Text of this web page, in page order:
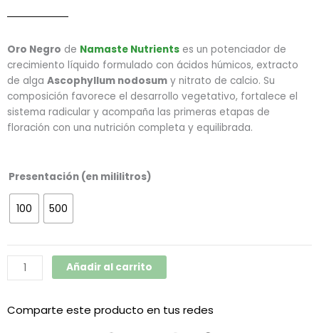
Oro Negro de Namaste Nutrients es un potenciador de
crecimiento líquido formulado con ácidos húmicos, extracto
de alga Ascophyllum nodosum y nitrato de calcio. Su
composición favorece el desarrollo vegetativo, fortalece el
sistema radicular y acompaña las primeras etapas de
floración con una nutrición completa y equilibrada.
Presentación (en mililitros)
100 500
Oro
(Namaste)
cantidad
Añadir al carrito
Comparte este producto en tus redes